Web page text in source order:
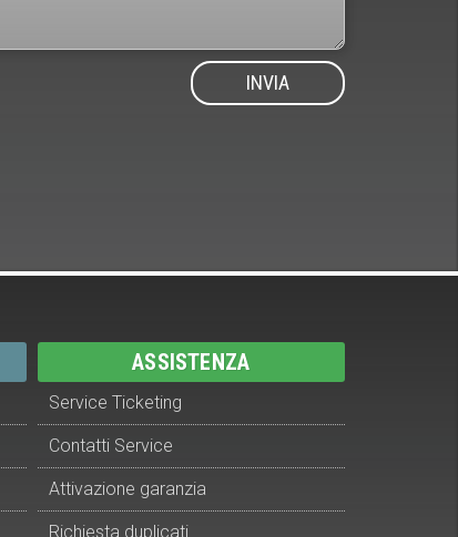
ASSISTENZA
Service Ticketing
Contatti Service
Attivazione garanzia
Richiesta duplicati